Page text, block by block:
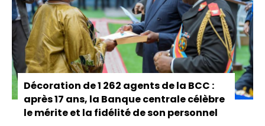
Décoration de 1 262 agents de la BCC :
après 17 ans, la Banque centrale célèbre
le mérite et la fidélité de son personnel